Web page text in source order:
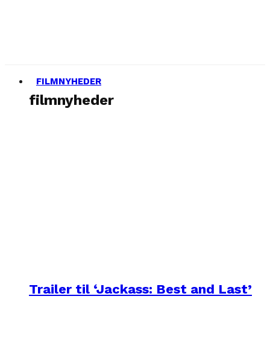
FILMNYHEDER
filmnyheder
Trailer til ‘Jackass: Best and Last’